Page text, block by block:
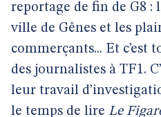
reportage de fin de G8 :
ville de Gênes et les
commerçants... Et c’est
des journalistes à TF1.
leur travail
le temps de lire Le